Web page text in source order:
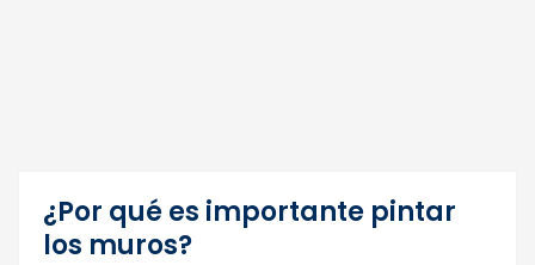
16
¿Por qué es importante pintar
los muros?